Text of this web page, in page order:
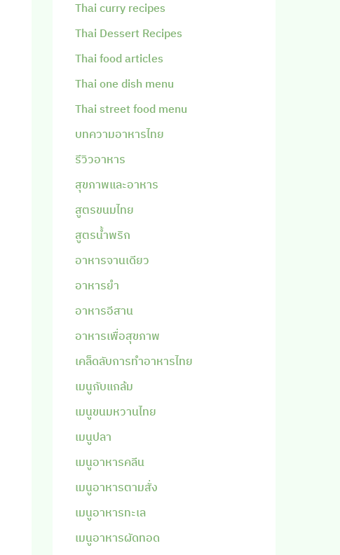
Thai curry recipes
Thai Dessert Recipes
Thai food articles
Thai one dish menu
Thai street food menu
บทความอาหารไทย
รีวิวอาหาร
สุขภาพและอาหาร
สูตรขนมไทย
สูตรน้ำพริก
อาหารจานเดียว
อาหารยำ
อาหารอีสาน
อาหารเพื่อสุขภาพ
เคล็ดลับการทำอาหารไทย
เมนูกับแกล้ม
เมนูขนมหวานไทย
เมนูปลา
เมนูอาหารคลีน
เมนูอาหารตามสั่ง
เมนูอาหารทะเล
เมนูอาหารผัดทอด